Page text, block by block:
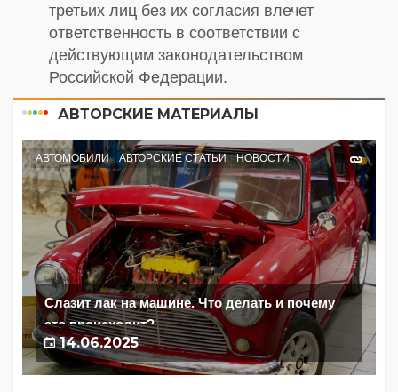
третьих лиц без их согласия влечет
ответственность в соответствии с
действующим законодательством
Российской Федерации.
АВТОРСКИЕ МАТЕРИАЛЫ
АВТОМОБИЛИ АВТОРСКИЕ СТАТЬИ НОВОСТИ
Слазит лак на машине. Что делать и почему
это происходит?
14.06.2025